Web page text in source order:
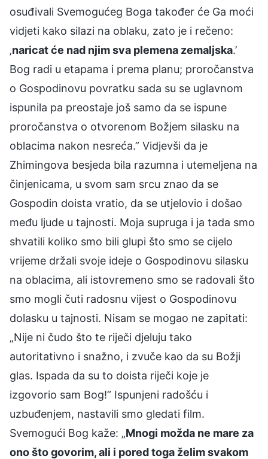
osuđivali Svemogućeg Boga također će Ga moći
vidjeti kako silazi na oblaku, zato je i rečeno:
‚naricat će nad njim sva plemena zemaljska.’
Bog radi u etapama i prema planu; proročanstva
o Gospodinovu povratku sada su se uglavnom
ispunila pa preostaje još samo da se ispune
proročanstva o otvorenom Božjem silasku na
oblacima nakon nesreća.” Vidjevši da je
Zhimingova besjeda bila razumna i utemeljena na
činjenicama, u svom sam srcu znao da se
Gospodin doista vratio, da se utjelovio i došao
među ljude u tajnosti. Moja supruga i ja tada smo
shvatili koliko smo bili glupi što smo se cijelo
vrijeme držali svoje ideje o Gospodinovu silasku
na oblacima, ali istovremeno smo se radovali što
smo mogli čuti radosnu vijest o Gospodinovu
dolasku u tajnosti. Nisam se mogao ne zapitati:
„Nije ni čudo što te riječi djeluju tako
autoritativno i snažno, i zvuče kao da su Božji
glas. Ispada da su to doista riječi koje je
izgovorio sam Bog!” Ispunjeni radošću i
uzbuđenjem, nastavili smo gledati film.
Svemogući Bog kaže: „Mnogi možda ne mare za
ono što govorim, ali i pored toga želim svakom